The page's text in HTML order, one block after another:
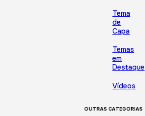
Tema
de
Capa
Temas
em
Destaque
Vídeos
OUTRAS CATEGORIAS